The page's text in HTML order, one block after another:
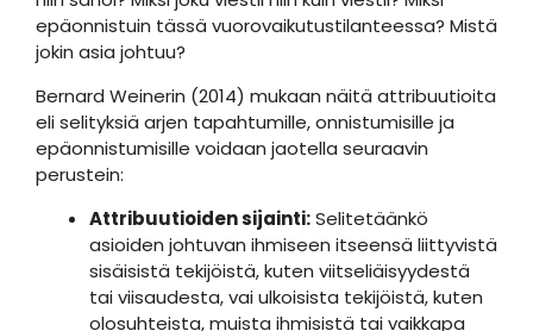
epäonnistuin tässä vuorovaikutustilanteessa? Mistä
jokin asia johtuu?
Bernard Weinerin (2014) mukaan näitä attribuutioita
eli selityksiä arjen tapahtumille, onnistumisille ja
epäonnistumisille voidaan jaotella seuraavin
perustein:
Attribuutioiden sijainti:Selitetäänkö
asioiden johtuvan ihmiseen itseensä liittyvistä
sisäisistä tekijöistä, kuten viitseliäisyydestä
tai viisaudesta, vai ulkoisista tekijöistä, kuten
olosuhteista, muista ihmisistä tai vaikkapa